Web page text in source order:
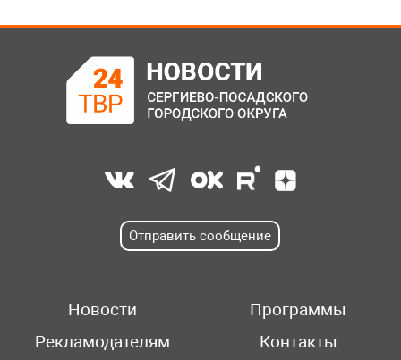
Отправить сообщение
Новости
Программы
Рекламодателям
Контакты